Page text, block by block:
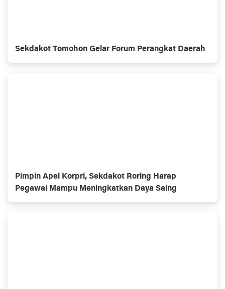
Sekdakot Tomohon Gelar Forum Perangkat Daerah
Pimpin Apel Korpri, Sekdakot Roring Harap
Pegawai Mampu Meningkatkan Daya Saing